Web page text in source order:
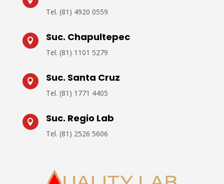
Tel. (81) 4920 0559
 Suc. Chapultepec
Tel. (81) 1101 5279
 Suc. Santa Cruz
Tel. (81) 1771 4405
 Suc. Regio Lab
Tel. (81) 2526 5606